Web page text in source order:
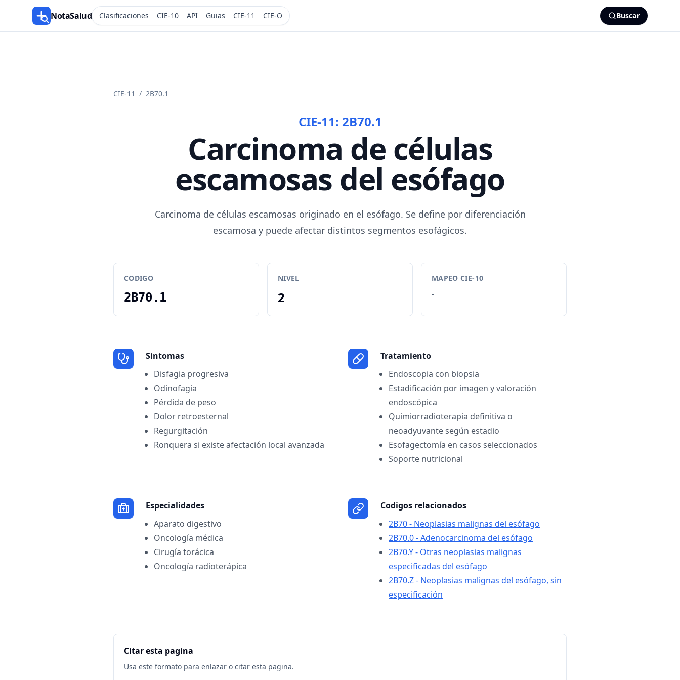
NotaSalud Clasificaciones CIE-10 API Guias CIE-11 CIE-O Buscar
CIE-11 / 2B70.1
CIE-11: 2B70.1
Carcinoma de células
escamosas del esófago
Carcinoma de células escamosas originado en el esófago. Se define por diferenciación
escamosa y puede afectar distintos segmentos esofágicos.
CODIGO
2B70.1
NIVEL
2
MAPEO CIE-10
-
Sintomas
Disfagia progresiva
Odinofagia
Pérdida de peso
Dolor retroesternal
Regurgitación
Ronquera si existe afectación local avanzada
Tratamiento
Endoscopia con biopsia
Estadificación por imagen y valoración
endoscópica
Quimiorradioterapia definitiva o
neoadyuvante según estadio
Esofagectomía en casos seleccionados
Soporte nutricional
Especialidades
Aparato digestivo
Oncología médica
Cirugía torácica
Oncología radioterápica
Codigos relacionados
2B70 - Neoplasias malignas del esófago
2B70.0 - Adenocarcinoma del esófago
2B70.Y - Otras neoplasias malignas
especificadas del esófago
2B70.Z - Neoplasias malignas del esófago, sin
especificación
Citar esta pagina
Usa este formato para enlazar o citar esta pagina.